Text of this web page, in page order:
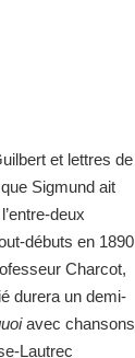
et lettres de
Sigmund ait
deux
débuts en 1890
Charcot,
durera un demi-
avec chansons
Lautrec